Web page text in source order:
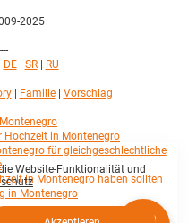
2025
DE| SR| RU
| Familie| Vorschlag
Hochzeit in Montenegro
für gleichgeschlechtliche
in Montenegro haben sollten
in Montenegro
Website-Funktionalität und